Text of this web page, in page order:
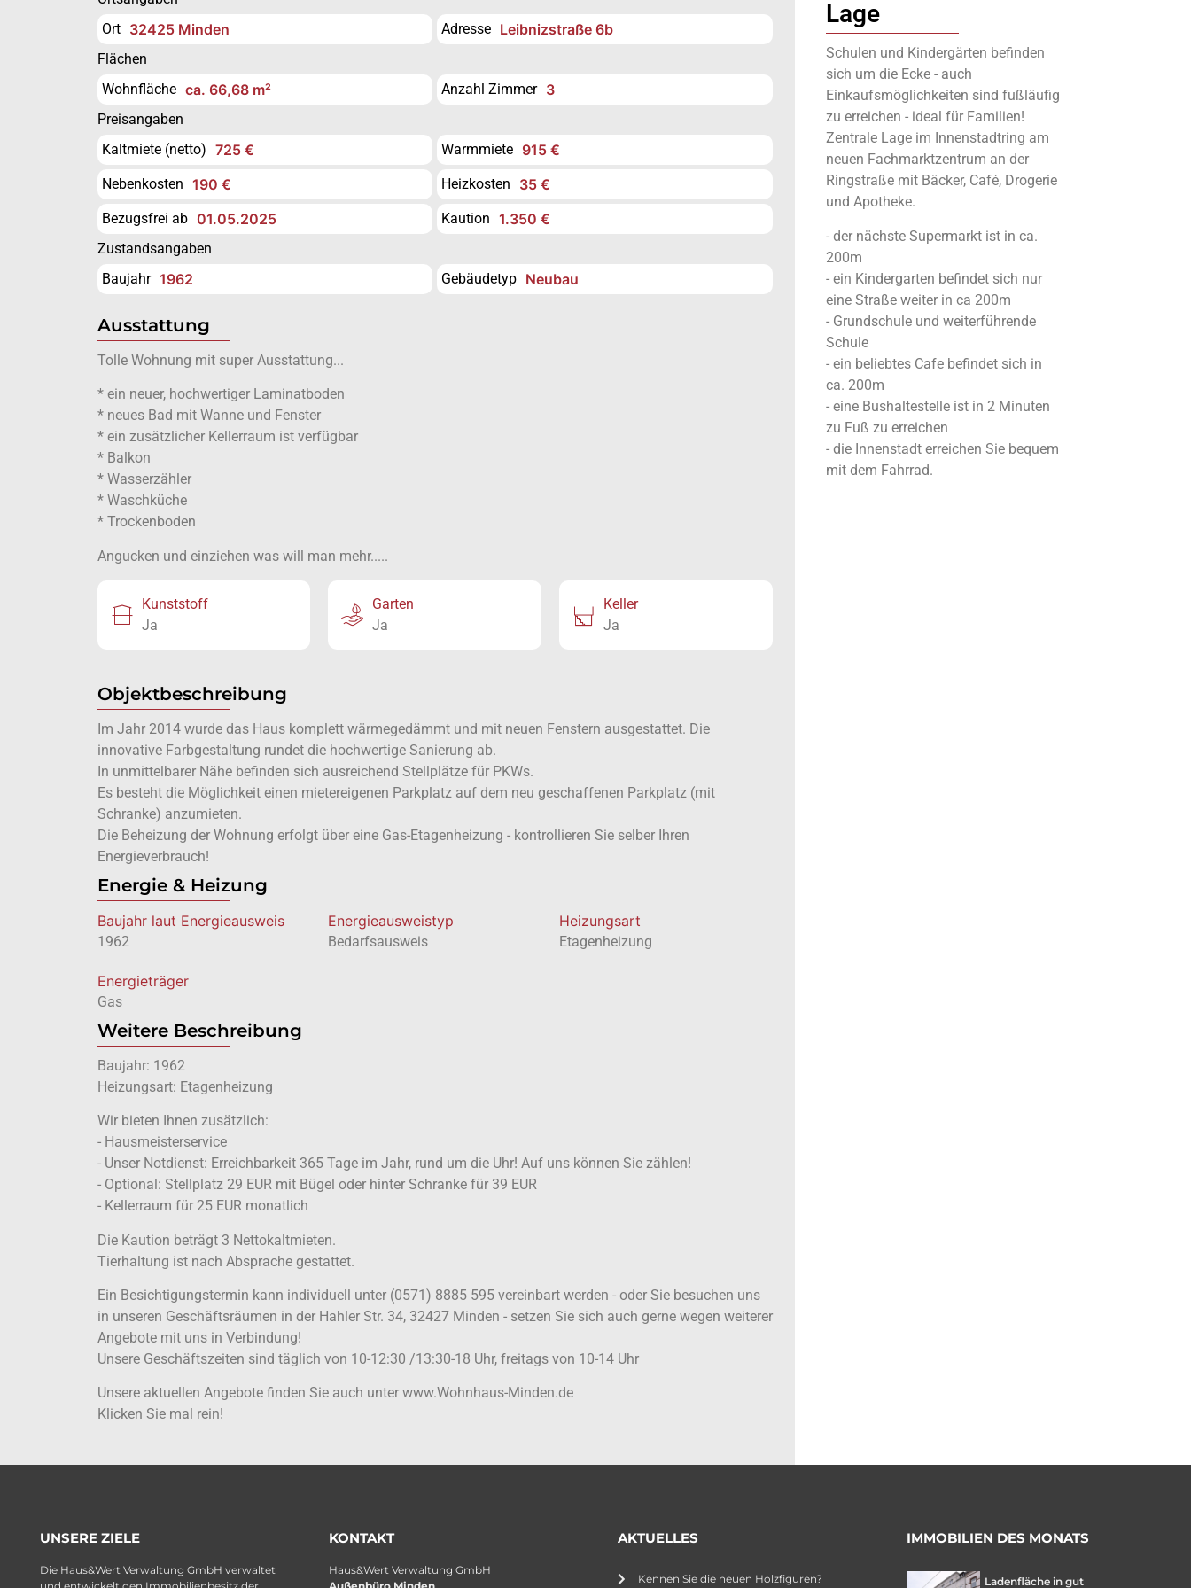
Ort
32425 Minden Adresse Leibnizstraße 6b
Flächen
Wohnfläche ca. 66,68 m² Anzahl Zimmer 3
Preisangaben
Kaltmiete (netto) 725 € Warmmiete 915 €
Nebenkosten 190 € Heizkosten 35 €
Bezugsfrei ab 01.05.2025 Kaution 1.350 €
Zustandsangaben
Baujahr 1962 Gebäudetyp Neubau
Ausstattung
Tolle Wohnung mit super Ausstattung...
* ein neuer, hochwertiger Laminatboden
* neues Bad mit Wanne und Fenster
* ein zusätzlicher Kellerraum ist verfügbar
* Balkon
* Wasserzähler
* Waschküche
* Trockenboden
Angucken und einziehen was will man mehr.....
Kunststoff
Ja
Garten
Ja
Keller
Ja
Objektbeschreibung
Im Jahr 2014 wurde das Haus komplett wärmegedämmt und mit neuen Fenstern ausgestattet. Die
innovative Farbgestaltung rundet die hochwertige Sanierung ab.
In unmittelbarer Nähe befinden sich ausreichend Stellplätze für PKWs.
Es besteht die Möglichkeit einen mietereigenen Parkplatz auf dem neu geschaffenen Parkplatz (mit
Schranke) anzumieten.
Die Beheizung der Wohnung erfolgt über eine Gas-Etagenheizung - kontrollieren Sie selber Ihren
Energieverbrauch!
Energie & Heizung
Baujahr laut Energieausweis
1962
Energie­ausweistyp
Bedarfsausweis
Heizungsart
Etagenheizung
Energieträger
Gas
Weitere Beschreibung
Baujahr: 1962
Heizungsart: Etagenheizung
Wir bieten Ihnen zusätzlich:
- Hausmeisterservice
- Unser Notdienst: Erreichbarkeit 365 Tage im Jahr, rund um die Uhr! Auf uns können Sie zählen!
- Optional: Stellplatz 29 EUR mit Bügel oder hinter Schranke für 39 EUR
- Kellerraum für 25 EUR monatlich
Die Kaution beträgt 3 Nettokaltmieten.
Tierhaltung ist nach Absprache gestattet.
Ein Besichtigungstermin kann individuell unter (0571) 8885 595 vereinbart werden - oder Sie besuchen uns
in unseren Geschäftsräumen in der Hahler Str. 34, 32427 Minden - setzen Sie sich auch gerne wegen weiterer
Angebote mit uns in Verbindung!
Unsere Geschäftszeiten sind täglich von 10-12:30 /13:30-18 Uhr, freitags von 10-14 Uhr
Unsere aktuellen Angebote finden Sie auch unter www.Wohnhaus-Minden.de
Klicken Sie mal rein!
Lage
Schulen und Kindergärten befinden
sich um die Ecke - auch
Einkaufsmöglichkeiten sind fußläufig
zu erreichen - ideal für Familien!
Zentrale Lage im Innenstadtring am
neuen Fachmarktzentrum an der
Ringstraße mit Bäcker, Café, Drogerie
und Apotheke.
- der nächste Supermarkt ist in ca.
200m
- ein Kindergarten befindet sich nur
eine Straße weiter in ca 200m
- Grundschule und weiterführende
Schule
- ein beliebtes Cafe befindet sich in
ca. 200m
- eine Bushaltestelle ist in 2 Minuten
zu Fuß zu erreichen
- die Innenstadt erreichen Sie bequem
mit dem Fahrrad.
UNSERE ZIELE
Die Haus&Wert Verwaltung GmbH verwaltet
KONTAKT
Haus&Wert Verwaltung GmbH
AKTUELLES
Kennen Sie die neuen Holzfiguren?
IMMOBILIEN DES MONATS
Ladenfläche in gut